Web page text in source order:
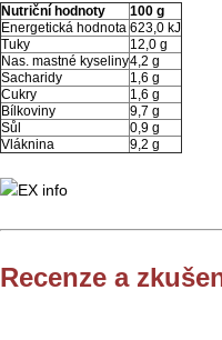
Nutriční hodnoty
100 g
Energetická hodnota 623,0 kJ
Tuky
12,0 g
Nas. mastné kyseliny4,2 g
Sacharidy
1,6 g
Cukry
1,6 g
Bílkoviny
9,7 g
Sůl
0,9 g
Vláknina
9,2 g
Recenze a